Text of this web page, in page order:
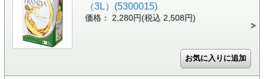
（3L）(5300015)
価格： 2,280円(税込 2,508円)